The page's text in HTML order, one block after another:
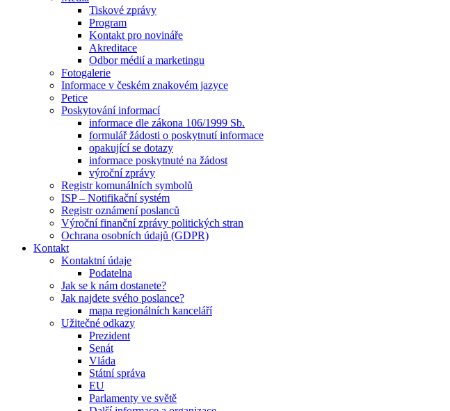
Tiskové zprávy
Program
Kontakt pro novináře
Akreditace
Odbor médií a marketingu
Fotogalerie
Informace v českém znakovém jazyce
Petice
Poskytování informací
informace dle zákona 106/1999 Sb.
formulář žádosti o poskytnutí informace
opakující se dotazy
informace poskytnuté na žádost
výroční zprávy
Registr komunálních symbolů
ISP – Notifikační systém
Registr oznámení poslanců
Výroční finanční zprávy politických stran
Ochrana osobních údajů (GDPR)
Kontakt
Kontaktní údaje
Podatelna
Jak se k nám dostanete?
Jak najdete svého poslance?
mapa regionálních kanceláří
Užitečné odkazy
Prezident
Senát
Vláda
Státní správa
EU
Parlamenty ve světě